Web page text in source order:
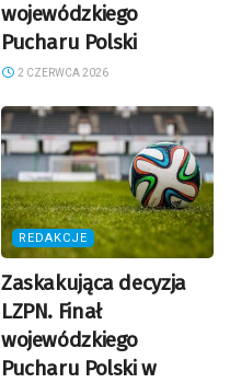
wojewódzkiego
Pucharu Polski
2 CZERWCA 2026
REDAKCJE
Zaskakująca decyzja
LZPN. Finał
wojewódzkiego
Pucharu Polski w